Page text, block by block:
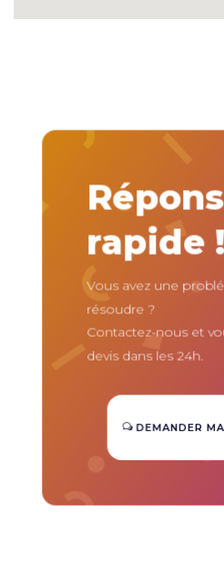
rapide !
Vous avez une
résoudre ?
Contactez-nous et
devis dans les 24h.
DEMANDER